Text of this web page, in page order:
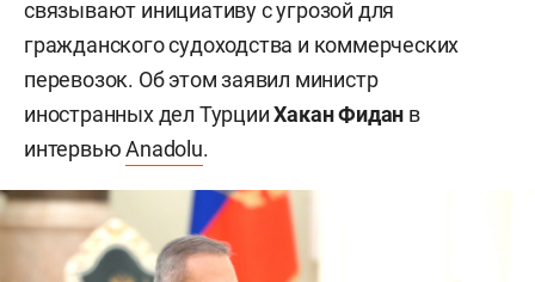
связывают инициативу с угрозой для
гражданского судоходства и коммерческих
перевозок. Об этом заявил министр
иностранных дел ТурцииХакан Фидан в
интервьюAnadolu.